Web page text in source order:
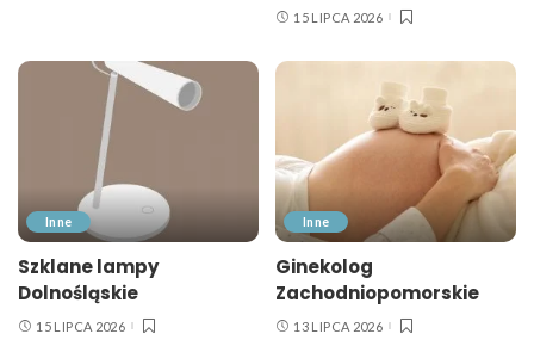
15 LIPCA 2026
Inne
Szklane lampy
Dolnośląskie
15 LIPCA 2026
Inne
Ginekolog
Zachodniopomorskie
13 LIPCA 2026